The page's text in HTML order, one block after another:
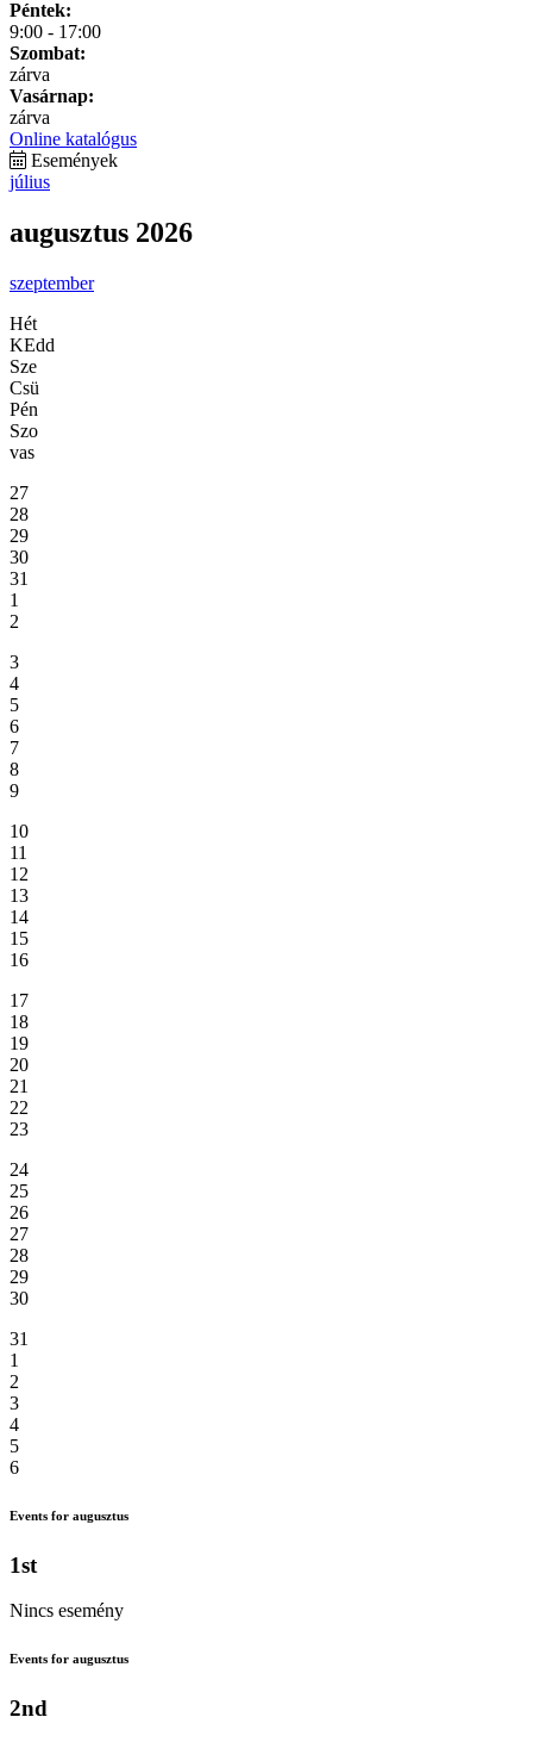
Péntek:
9:00 - 17:00
Szombat:
zárva
Vasárnap:
zárva
Online katalógus
Események
július
augusztus 2026
szeptember
Hét
KEdd
Sze
Csü
Pén
Szo
vas
27
28
29
30
31
1
2
3
4
5
6
7
8
9
10
11
12
13
14
15
16
17
18
19
20
21
22
23
24
25
26
27
28
29
30
31
1
2
3
4
5
6
Events for augusztus
1st
Nincs esemény
Events for augusztus
2nd